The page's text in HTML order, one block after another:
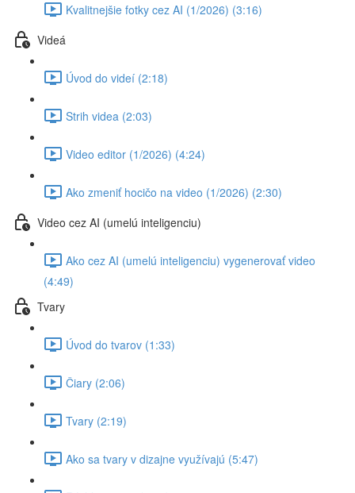
Kvalitnejšie fotky cez AI (1/2026) (3:16)
Videá
Úvod do videí (2:18)
Strih videa (2:03)
Video editor (1/2026) (4:24)
Ako zmeniť hocičo na video (1/2026) (2:30)
Video cez AI (umelú inteligenciu)
Ako cez AI (umelú inteligenciu) vygenerovať video
(4:49)
Tvary
Úvod do tvarov (1:33)
Čiary (2:06)
Tvary (2:19)
Ako sa tvary v dizajne využívajú (5:47)